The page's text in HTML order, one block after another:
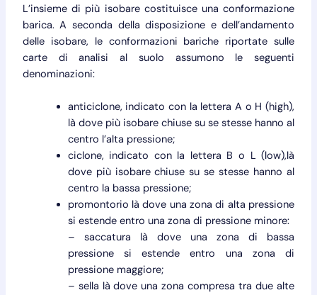
L’insieme di più isobare costituisce una conformazione
barica. A seconda della disposizione e dell’andamento
delle isobare, le conformazioni bariche riportate sulle
carte di analisi al suolo assumono le seguenti
denominazioni:
anticiclone, indicato con la lettera A o H (high),
là dove più isobare chiuse su se stesse hanno al
centro l’alta pressione;
ciclone, indicato con la lettera B o L (low),là
dove più isobare chiuse su se stesse hanno al
centro la bassa pressione;
promontorio là dove una zona di alta pressione
si estende entro una zona di pressione minore:
– saccatura là dove una zona di bassa
pressione si estende entro una zona di
pressione maggiore;
– sella là dove una zona compresa tra due alte